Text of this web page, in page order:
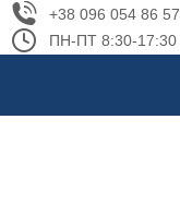
+38 096 054 86 57
ПН-ПТ 8:30-17:30